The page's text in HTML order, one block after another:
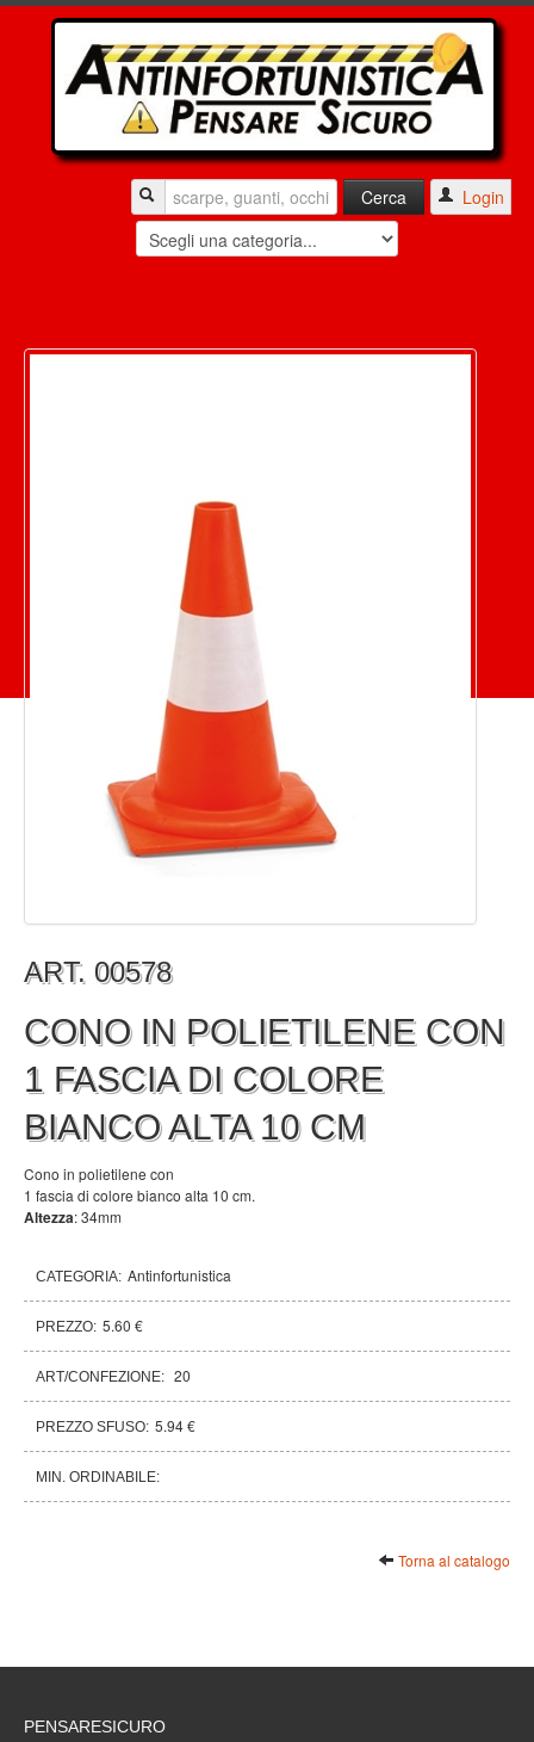
Login
ART. 00578
CONO IN POLIETILENE CON
1 FASCIA DI COLORE
BIANCO ALTA 10 CM
Cono in polietilene con
1 fascia di colore bianco alta 10 cm.
Altezza: 34mm
CATEGORIA: Antinfortunistica
PREZZO: 5.60 €
ART/CONFEZIONE: 20
PREZZO SFUSO: 5.94 €
MIN. ORDINABILE:
Torna al catalogo
PENSARESICURO